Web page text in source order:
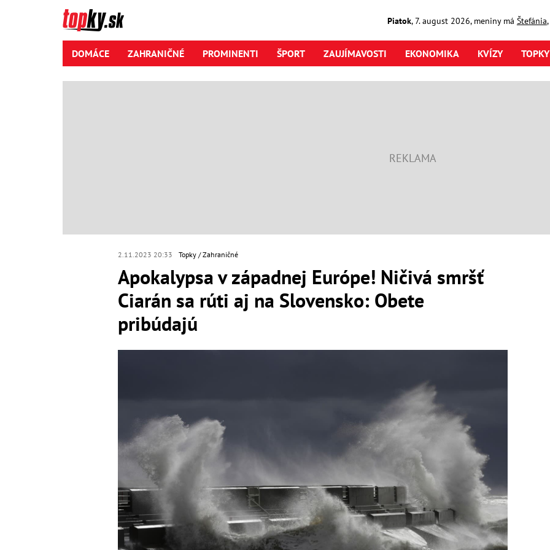
Piatok,7. august2026, meniny má Štefánia
DOMÁCE ZAHRANIČNÉ PROMINENTI ŠPORT ZAUJÍMAVOSTI EKONOMIKA KVÍZY
2.11.2023 20:33 Topky Zahraničné
Apokalypsa v západnej Európe! Ničivá smršť
Ciarán sa rúti aj na Slovensko: Obete
pribúdajú